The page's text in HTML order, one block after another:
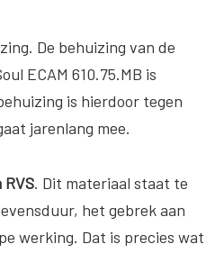
De behuizing van de
ECAM 610.75.MB is
is hierdoor tegen
jarenlang mee.
. Dit materiaal staat te
het gebrek aan
werking. Dat is precies wat